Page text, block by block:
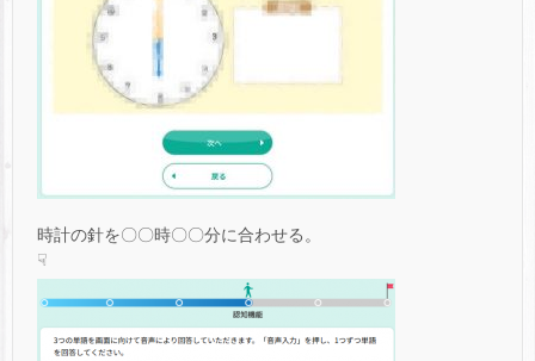
時計の針を〇〇時〇〇分に合わせる。
☟